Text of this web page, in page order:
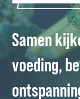
Samen
voeding,